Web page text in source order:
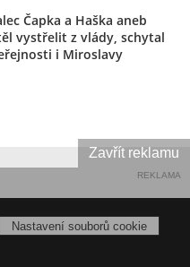
Čapka a Haška aneb
vystřelit z vlády, schytal
i Miroslavy
REKLAMA
Nastavení souborů cookie
Zavřít reklamu